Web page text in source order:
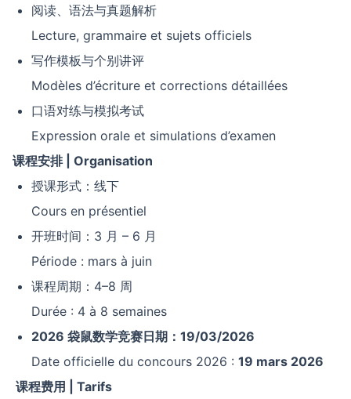
阅读、语法与真题解析
Lecture, grammaire et sujets officiels
写作模板与个别讲评
Modèles d’écriture et corrections détaillées
口语对练与模拟考试
Expression orale et simulations d’examen
课程安排| Organisation
授课形式：线下
Cours en présentiel
开班时间：3 月 – 6 月
Période : mars à juin
课程周期：4–8 周
Durée : 4 à 8 semaines
2026 袋鼠数学竞赛日期： 19/03/2026
Date officielle du concours 2026 : 19 mars 2026
课程费用
| Tarifs